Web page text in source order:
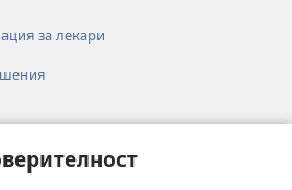
за лекари